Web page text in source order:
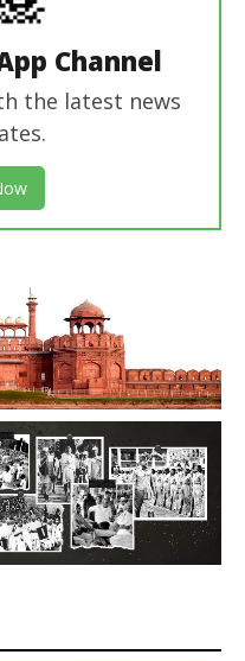
Channel
the latest news